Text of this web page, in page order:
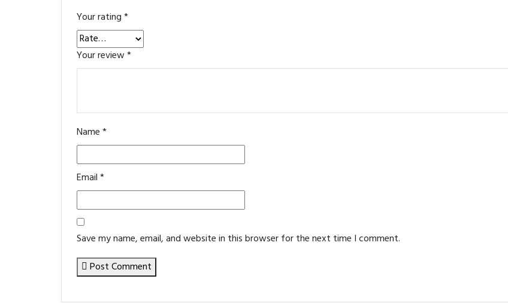
Your rating*
Your review*
Name*
Email*
Save my name, email, and website in this browser for the next time I comment.
Post Comment